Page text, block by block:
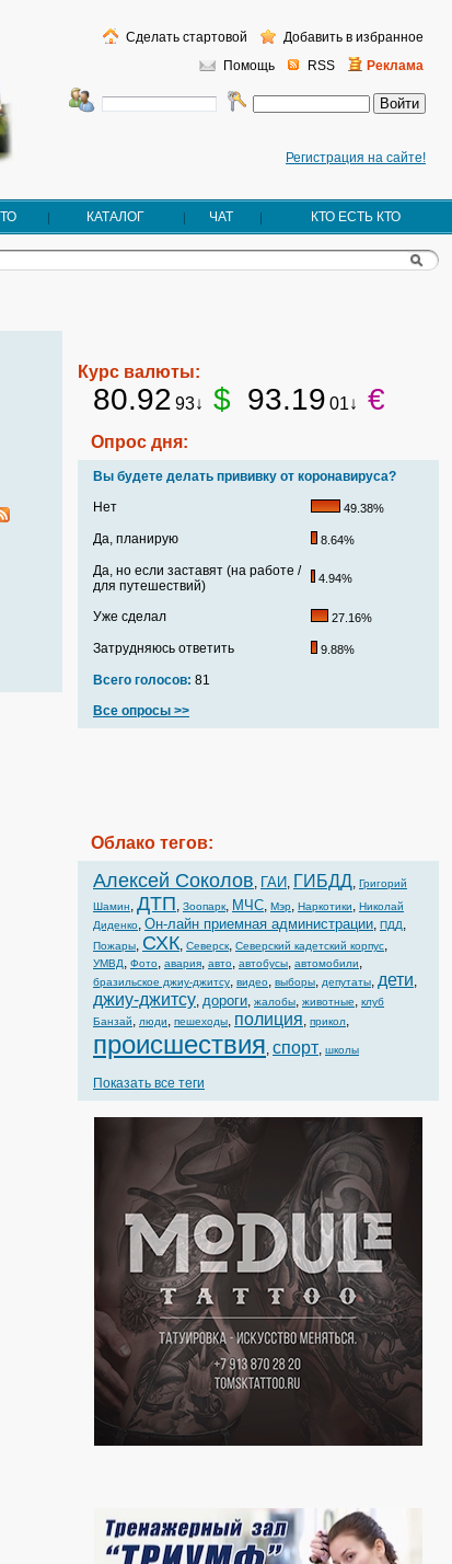
Регистрация на сайте!
Помощь RSS Реклама
Сделать стартовой Добавить в избранное
КАТАЛОГ ЧАТ КТО ЕСТЬ КТО
Курс валюты:
80.92 93↓ $ 93.19 01↓ €
Опрос дня:
Вы будете делать прививку от коронавируса?
Нет
49.38%
Да, планирую 8.64%
Да, но если заставят (на работе /
для путешествий)
4.94%
Уже сделал 27.16%
Затрудняюсь ответить 9.88%
Всего голосов: 81
Все опросы >>
Облако тегов:
Алексей Соколов, ГАИ, ГИБДД, Григорий
Шамин, ДТП, Зоопарк, МЧС, Мэр, Наркотики, Николай
Диденко, Он-лайн приемная администрации, ПДД,
Пожары, СХК, Северск, Северский кадетский корпус,
УМВД, Фото, авария, авто, автобусы, автомобили,
бразильское джиу-джитсу, видео, выборы, депутаты, дети,
джиу-джитсу, дороги, жалобы, животные, клуб
Банзай, люди, пешеходы, полиция, прикол,
происшествия, спорт, школы
Показать все теги